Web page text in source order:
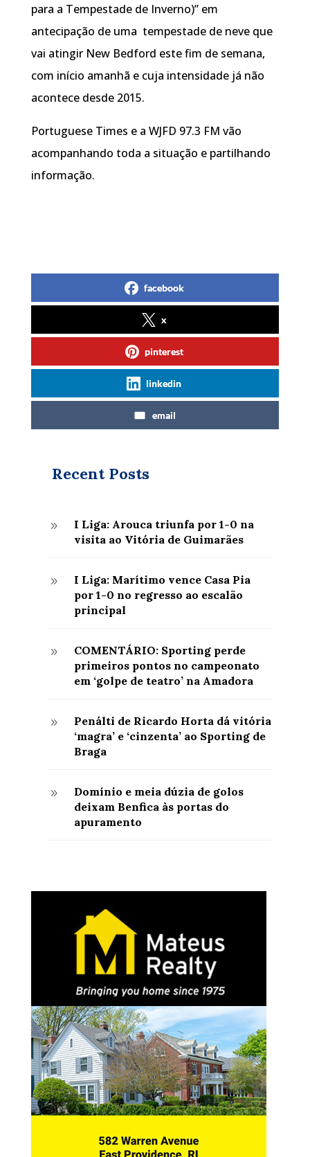
para a Tempestade de Inverno)” em
antecipação de uma tempestade de neve que
vai atingir New Bedford este fim de semana,
com início amanhã e cuja intensidade já não
acontece desde 2015.
Portuguese Times e a WJFD 97.3 FM vão
acompanhando toda a situação e partilhando
informação.
facebook
x
pinterest
linkedin
email
Recent Posts
9
I Liga: Arouca triunfa por 1-0 na
visita ao Vitória de Guimarães
9
I Liga: Marítimo vence Casa Pia
por 1-0 no regresso ao escalão
principal
9
COMENTÁRIO: Sporting perde
primeiros pontos no campeonato
em ‘golpe de teatro’ na Amadora
9
Penálti de Ricardo Horta dá vitória
‘magra’ e ‘cinzenta’ ao Sporting de
Braga
9
Domínio e meia dúzia de golos
deixam Benfica às portas do
apuramento